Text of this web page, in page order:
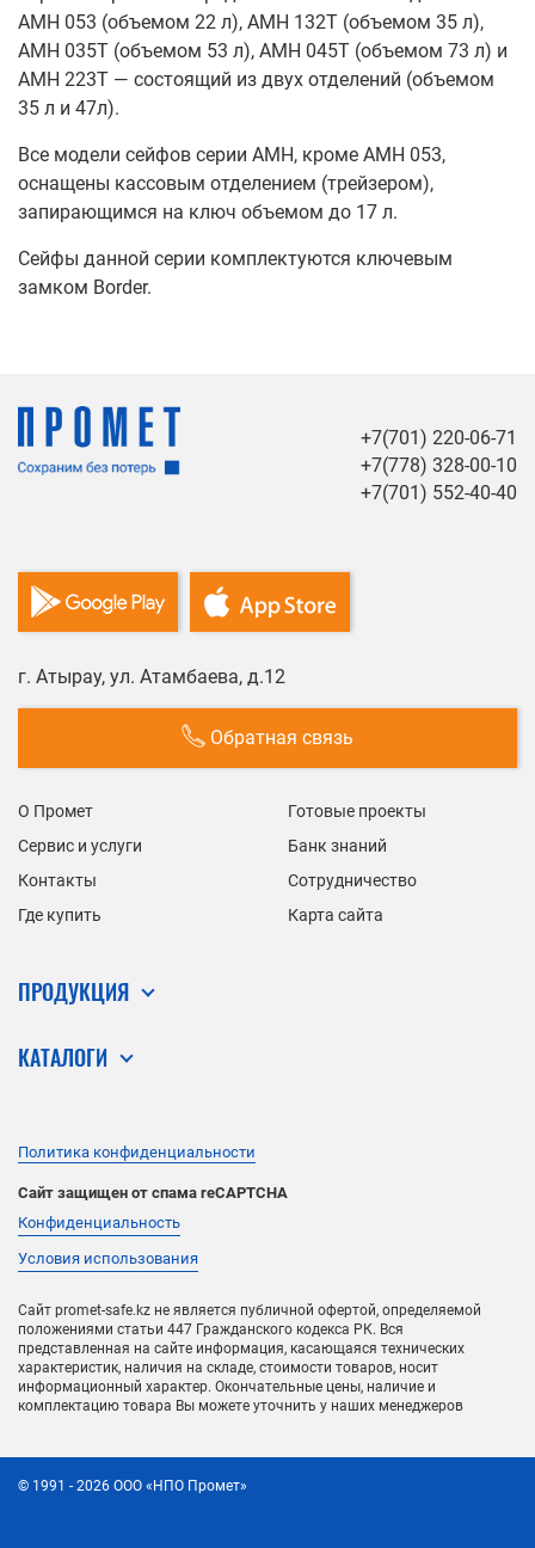
АМН 053 (объемом 22 л), АМН 132Т (объемом 35 л),
АМН 035Т (объемом 53 л), АМН 045Т (объемом 73 л) и
АМН 223Т — состоящий из двух отделений (объемом
35 л и 47л).
Все модели сейфов серии AMH, кроме AMH 053,
оснащены кассовым отделением (трейзером),
запирающимся на ключ объемом до 17 л.
Сейфы данной серии комплектуются ключевым
замком Border.
+7(701) 220-06-71
+7(778) 328-00-10
+7(701) 552-40-40
г. Атырау, ул. Атамбаева, д.12
Обратная связь
О Промет
Готовые проекты
Сервис и услуги
Банк знаний
Контакты
Сотрудничество
Где купить
Карта сайта
ПРОДУКЦИЯ
КАТАЛОГИ
Политика конфиденциальности
Сайт защищен от спама reCAPTCHA
Конфиденциальность
Условия использования
Сайт promet-safe.kz не является публичной офертой, определяемой
положениями статьи 447 Гражданского кодекса РК. Вся
представленная на сайте информация, касающаяся технических
характеристик, наличия на складе, стоимости товаров, носит
информационный характер. Окончательные цены, наличие и
комплектацию товара Вы можете уточнить у наших менеджеров
© 1991 - 2026 ООО «НПО Промет»